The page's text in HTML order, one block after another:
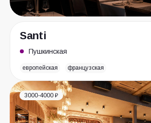
Santi
Пушкинская
европейская французская
3000-4000 ₽